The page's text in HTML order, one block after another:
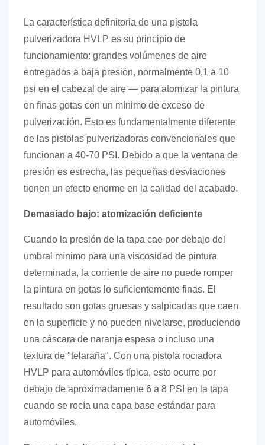
piel
de
naranja
8
Corrección
de
la
piel
de
naranja
después
la
pulverización
9
Acerca
de
Ningbo
Lis
Industrial
Preguntas
frecuentes
La característica definitoria de una pistola
pulverizadora HVLP es su principio de
funcionamiento: grandes volúmenes de aire
entregados a baja presión, normalmente 0,1 a 10
psi en el cabezal de aire — para atomizar la pintura
en finas gotas con un mínimo de exceso de
pulverización. Esto es fundamentalmente diferente
de las pistolas pulverizadoras convencionales que
funcionan a 40-70 PSI. Debido a que la ventana de
presión es estrecha, las pequeñas desviaciones
tienen un efecto enorme en la calidad del acabado.
Demasiado bajo: atomización deficiente
Cuando la presión de la tapa cae por debajo del
umbral mínimo para una viscosidad de pintura
determinada, la corriente de aire no puede romper
la pintura en gotas lo suficientemente finas. El
resultado son gotas gruesas y salpicadas que caen
en la superficie y no pueden nivelarse, produciendo
una cáscara de naranja espesa o incluso una
textura de "telaraña". Con una pistola rociadora
HVLP para automóviles típica, esto ocurre por
debajo de aproximadamente 6 a 8 PSI en la tapa
cuando se rocía una capa base estándar para
automóviles.